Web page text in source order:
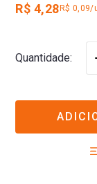
R$ 4,28 R$ 0,09/
Quantidade